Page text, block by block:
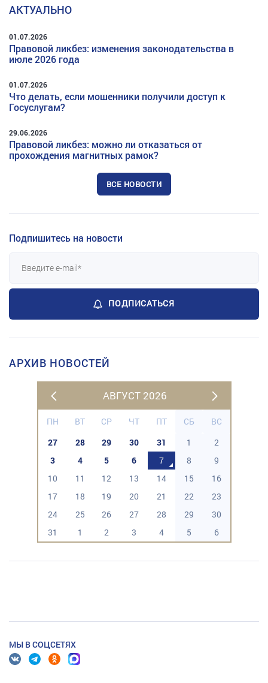
АКТУАЛЬНО
01.07.2026
Правовой ликбез: изменения законодательства в
июле 2026 года
01.07.2026
Что делать, если мошенники получили доступ к
Госуслугам?
29.06.2026
Правовой ликбез: можно ли отказаться от
прохождения магнитных рамок?
ВСЕ НОВОСТИ
Подпишитесь на новости
ПОДПИСАТЬСЯ
АРХИВ НОВОСТЕЙ
АВГУСТ 2026
ПН ВТ СР ЧТ ПТ СБ
ВС
27
28 29 30 31 1
2
3
4 5 6 7 8
9
10
11 12 13 14 15
16
17
18 19 20 21 22
23
24
25 26 27 28 29
30
31
1 2 3 4 5 6
МЫ В СОЦСЕТЯХ